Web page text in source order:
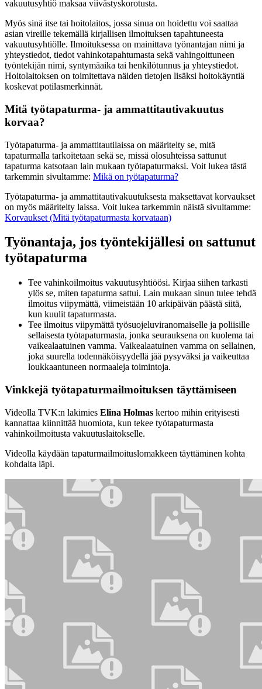
vakuutusyhtiö maksaa viivästyskorotusta.
Myös sinä itse tai hoitolaitos, jossa sinua on hoidettu voi saattaa
asian vireille tekemällä kirjallisen ilmoituksen tapahtuneesta
vakuutusyhtiölle. Ilmoituksessa on mainittava työnantajan nimi ja
yhteystiedot, tiedot vahinkotapahtumasta sekä vahingoittuneen
työntekijän nimi, syntymäaika tai henkilötunnus ja yhteystiedot.
Hoitolaitoksen on toimitettava näiden tietojen lisäksi hoitokäyntiä
koskevat potilasmerkinnät.
Mitä työtapaturma- ja ammattitautivakuutus
korvaa?
Työtapaturma- ja ammattitautilaissa on määritelty se, mitä
tapaturmalla tarkoitetaan sekä se, missä olosuhteissa sattunut
tapaturma katsotaan lain mukaan työtapaturmaksi. Voit lukea tästä
tarkemmin sivultamme: Mikä on työtapaturma?
Työtapaturma- ja ammattitautivakuutuksesta maksettavat korvaukset
on myös määritelty laissa. Voit lukea tarkemmin näistä sivultamme:
Korvaukset (Mitä työtapaturmasta korvataan)
Työnantaja, jos työntekijällesi on sattunut
työtapaturma
Tee vahinkoilmoitus vakuutusyhtiöösi. Kirjaa siihen tarkasti
ylös se, miten tapaturma sattui. Lain mukaan sinun tulee tehdä
ilmoitus viipymättä, viimeistään 10 arkipäivän päästä siitä,
kun kuulit tapaturmasta.
Tee ilmoitus viipymättä työsuojeluviranomaiselle ja poliisille
sellaisesta työtapaturmasta, jonka seurauksena on kuolema tai
vaikealaatuinen vamma. Vaikealaatuinen vamma on sellainen,
joka suurella todennäköisyydellä jää pysyväksi ja vaikeuttaa
loukkaantuneen normaaleja toimintoja.
Vinkkejä työtapaturmailmoituksen täyttämiseen
Videolla TVK:n lakimies Elina Holmas kertoo mihin erityisesti
kannattaa kiinnittää huomiota, kun tekee työtapaturmasta
vahinkoilmoitusta vakuutuslaitokselle.
Videolla käydään tapaturmailmoituslomakkeen täyttäminen kohta
kohdalta läpi.